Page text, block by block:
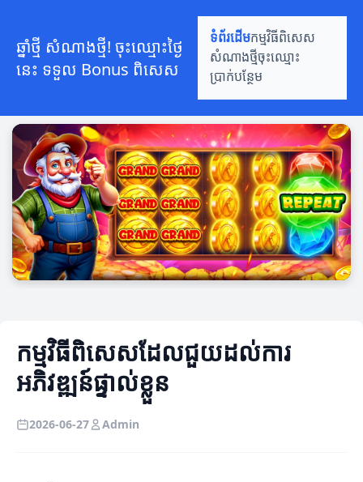
ឆ្នាំថ្មី សំណាងថ្មី! ចុះឈ្មោះថ្ងៃ
នេះ ទទួល Bonus ពិសេស
ទំព័រដើមកម្មវិធីពិសេស
សំណាងថ្មីចុះឈ្មោះ
ប្រាក់បន្ថែម
កម្មវិធីពិសេសដែលជួយដល់ការ
អភិវឌ្ឍន៍ផ្ទាល់ខ្លួន
2026-06-27 Admin